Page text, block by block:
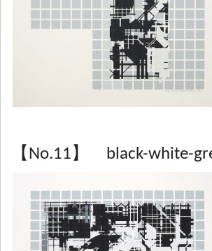
【No.11】 black-white-